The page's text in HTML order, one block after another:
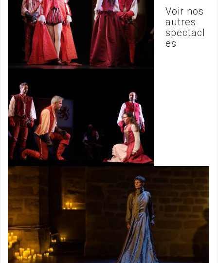
Voir nos
autres
spectacl
es